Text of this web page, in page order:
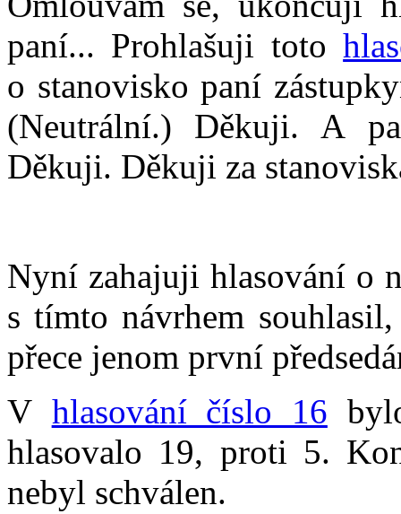
paní... Prohlašuji toto
o stanovisko paní
(Neutrální.) Děkuji. A
Děkuji. Děkuji za
Nyní zahajuji hlasování o
s tímto návrhem
přece jenom první
V hlasování číslo 16
hlasovalo 19, proti 5.
nebyl schválen.